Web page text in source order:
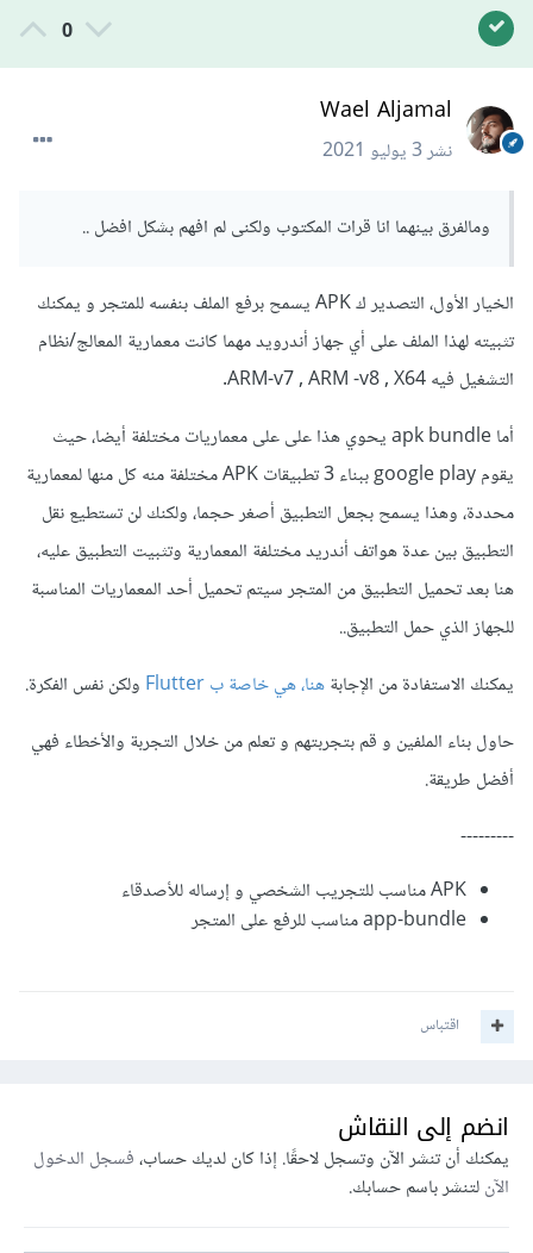
0
Wael Aljamal
نشر3 يوليو 2021
ومالفرق بينهما انا قرات المكتوب ولكنى لم افهم بشكل افضل ..
الخيار الأول، التصدير ك APK يسمح برفع الملف بنفسه للمتجر و يمكنك
تثبيته لهذا الملف على أي جهاز أندرويد مهما كانت معمارية المعالج/نظام
التشغيل فيه ARM-v7 , ARM -v8 , X64.
أما apk bundle يحوي هذا على على معماريات مختلفة أيضا، حيث
يقوم google play ببناء 3 تطبيقات APK مختلفة منه كل منها لمعمارية
محددة، وهذا يسمح بجعل التطبيق أصغر حجما، ولكنك لن تستطيع نقل
التطبيق بين عدة هواتف أندريد مختلفة المعمارية وتثبيت التطبيق عليه،
هنا بعد تحميل التطبيق من المتجر سيتم تحميل أحد المعماريات المناسبة
للجهاز الذي حمل التطبيق..
يمكنك الاستفادة من الإجابةهنا، هي خاصة ب Flutter
ولكن نفس الفكرة.
حاول بناء الملفين و قم بتجربتهم و تعلم من خلال التجربة والأخطاء فهي
أفضل طريقة.
---------
APK مناسب للتجريب الشخصي و إرساله للأصدقاء
app-bundle مناسب للرفع على المتجر
اقتباس
انضم إلى النقاش
يمكنك أن تنشر الآن وتسجل لاحقًا. إذا كان لديك حساب،فسجل الدخول
الآنلتنشر باسم حسابك.